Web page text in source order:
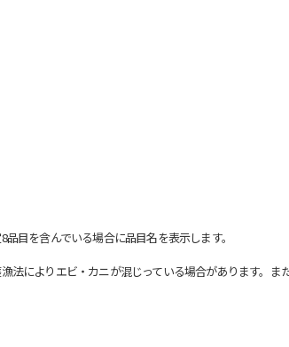
目を含んでいる場合に品目名を表示します。
によりエビ・カニが混じっている場合があります。ま